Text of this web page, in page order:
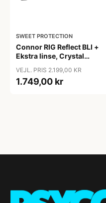
SWEET PROTECTION
Connor RIG Reflect BLI +
Ekstra linse, Crystal
VEJL. PRIS 2.199,00 KR
1.749,00 kr